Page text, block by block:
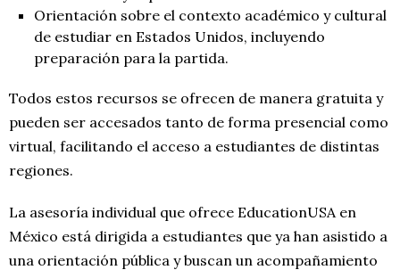
Orientación sobre el contexto académico y cultural
de estudiar en Estados Unidos, incluyendo
preparación para la partida.
Todos estos recursos se ofrecen de manera gratuita y
pueden ser accesados tanto de forma presencial como
virtual, facilitando el acceso a estudiantes de distintas
regiones.
La asesoría individual que ofrece EducationUSA en
México está dirigida a estudiantes que ya han asistido a
una orientación pública y buscan un acompañamiento